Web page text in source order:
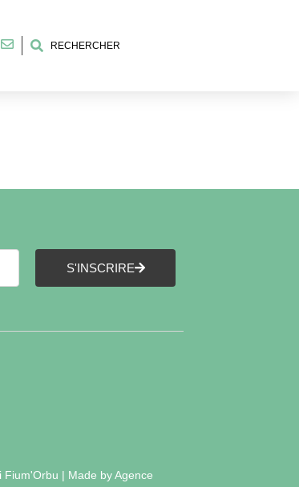
RECHERCHER
S'INSCRIRE
| Made by Agence